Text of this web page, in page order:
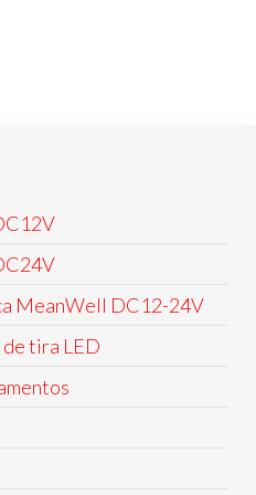
MeanWell DC12-24V
tira LED